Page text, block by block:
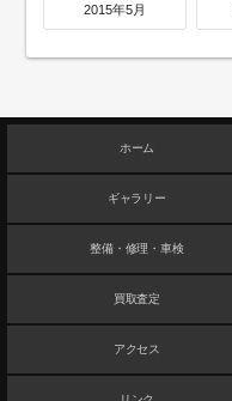
2015年5月
ホーム
ギャラリー
整備・修理・車検
買取査定
アクセス